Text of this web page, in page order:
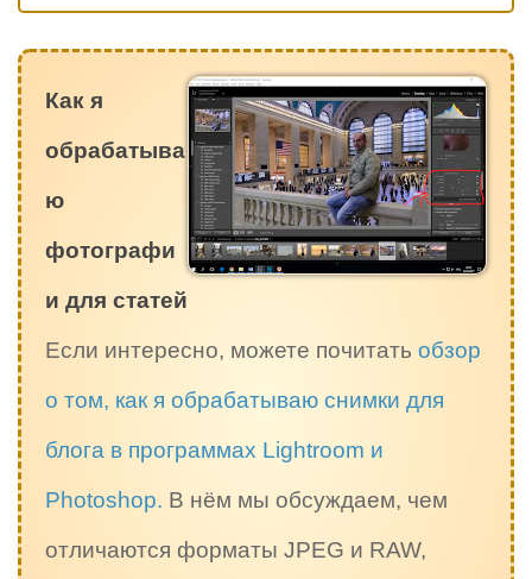
Как я
обрабатыва
ю
фотографи
и для статей
Если интересно, можете почитать обзор
о том, как я обрабатываю снимки для
блога в программах Lightroom и
Photoshop. В нём мы обсуждаем, чем
отличаются форматы JPEG и RAW,